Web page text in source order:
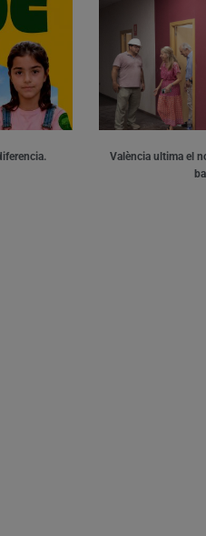
València ultima el